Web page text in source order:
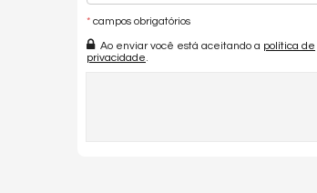
* campos obrigatórios
Ao enviar você está aceitando a política de
privacidade